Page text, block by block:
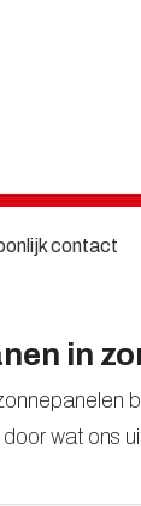
contact
in
wat ons